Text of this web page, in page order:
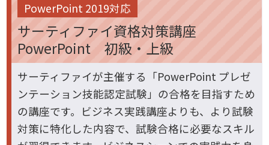
PowerPoint 2019対応
サーティファイ資格対策講座
PowerPoint 初級・上級
サーティファイが主催する「PowerPoint プレゼ
ンテーション技能認定試験」の合格を目指すため
の講座です。ビジネス実践講座よりも、より試験
対策に特化した内容で、試験合格に必要なスキル